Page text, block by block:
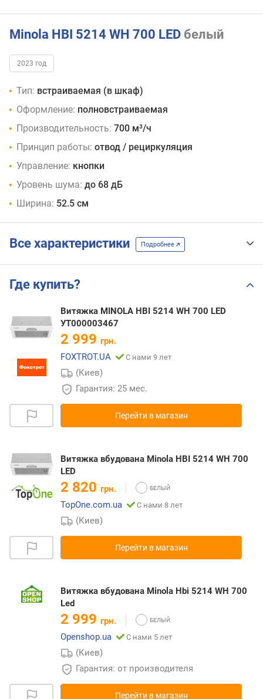
Minola HBI 5214 WH 700 LED белый
2023 год
Тип: встраиваемая (в шкаф)
Оформление: полновстраиваемая
Производительность: 700 м³/ч
Принцип работы: отвод / рециркуляция
Управление: кнопки
Уровень шума: до 68 дБ
Ширина: 52.5 см
Все характеристики Подробнее
Где купить?
Витяжка MINOLA HBI 5214 WH 700 LED
УТ000003467
2 999 грн.
FOXTROT.UA
С нами 9 лет
(Киев)
Гарантия: 25 мес.
Перейти в магазин
Витяжка вбудована Minola HBI 5214 WH 700
LED
2 820 грн.
TopOne.com.ua
С нами 8 лет
(Киев)
Перейти в магазин
Витяжка вбудована Minola Hbi 5214 WH 700
Led
2 999 грн.
Openshop.ua
С нами 5 лет
(Киев)
Гарантия: от производителя
Перейти в магазин